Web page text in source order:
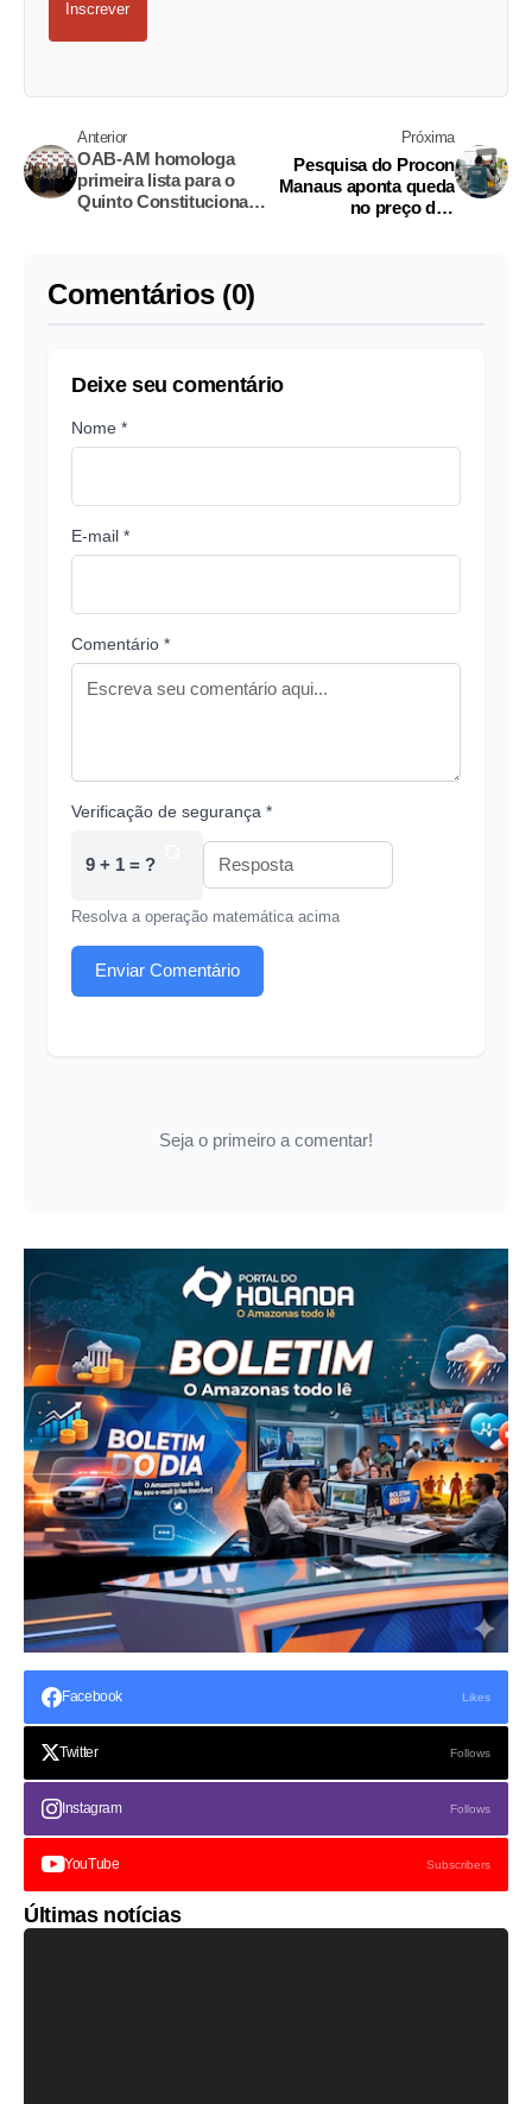
Inscrever
Anterior
OAB-AM homologa
primeira lista para o
Quinto Constitucional
Próxima
Pesquisa do Procon
Manaus aponta queda
no preço dos
Comentários (0)
Deixe seu comentário
Nome *
E-mail *
Comentário *
Verificação de segurança *
9 + 1 = ?
Resolva a operação matemática acima
Enviar Comentário
Seja o primeiro a comentar!
Facebook Likes
Twitter Follows
Instagram Follows
YouTube Subscribers
Últimas notícias